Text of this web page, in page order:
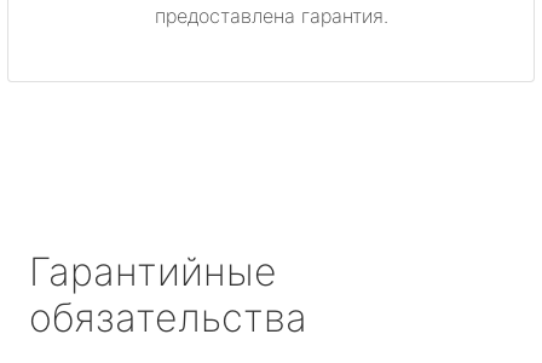
предоставлена гарантия.
Гарантийные
обязательства